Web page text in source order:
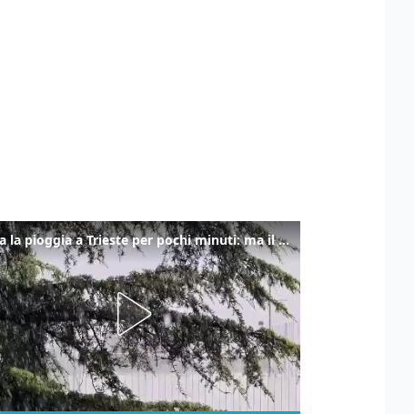
Torna la pioggia a Trieste per pochi minuti: ma il caldo non molla